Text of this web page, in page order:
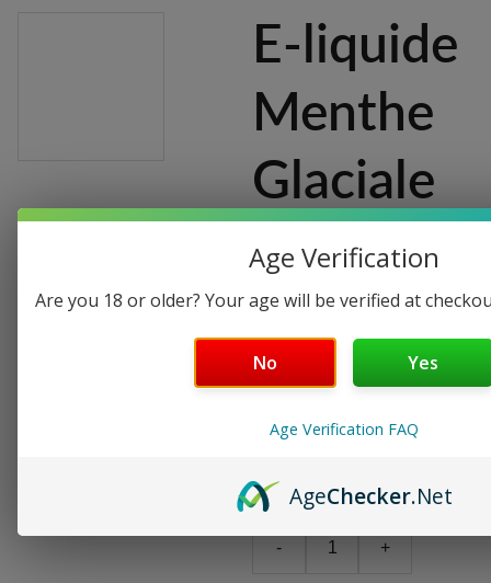
E-liquide
Menthe
Glaciale
Fraîcheur intense
pour cigarette
électronique
€5.90
Taux de nicotine
- +
Age Verification
Are you 18 or older? Your age will be verified at
No Yes
Age Verification FAQ
AgeChecker.Net